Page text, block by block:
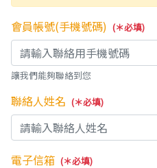
會員帳號(手機號碼) (＊必填)
讓我們能夠聯絡到您
聯絡人姓名 (＊必填)
電子信箱 (＊必填)